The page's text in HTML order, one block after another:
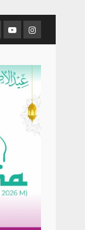
YoutubeInstagram